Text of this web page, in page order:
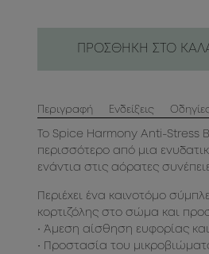
ΠΡΟΣΘΗΚΗ ΣΤΟ
Περιγραφή Ενδείξεις
Το Spice Harmony Anti-Stress
περισσότερο από μια
ενάντια στις αόρατες
Περιέχει ένα καινοτόμο
κορτιζόλης στο σώμα και
• Άμεση αίσθηση ευφορίας
• Προστασία του